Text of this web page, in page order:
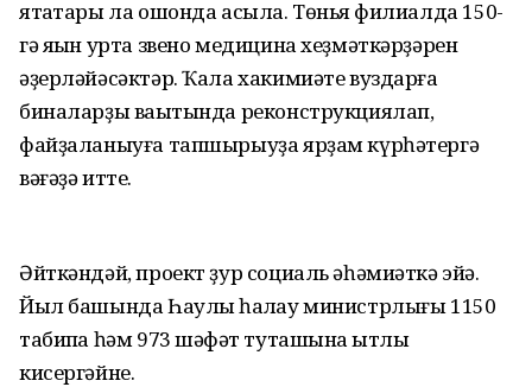
ятаҡтары ла ошонда асыла. Төньяҡ филиалда 150-
гә яҡын урта звено медицина хеҙмәткәрҙәрен
әҙерләйәсәктәр. Ҡала хакимиәте вуздарға
биналарҙы ваҡытында реконструкциялап,
файҙаланыуға тапшырыуҙа ярҙам күрһәтергә
вәғәҙә итте.
Әйткәндәй, проект ҙур социаль әһәмиәткә эйә.
Йыл башында Һаулыҡ һаҡлау министрлығы 1150
табипҡа һәм 973 шәфҡәт туташына ҡытлыҡ
кисергәйне.